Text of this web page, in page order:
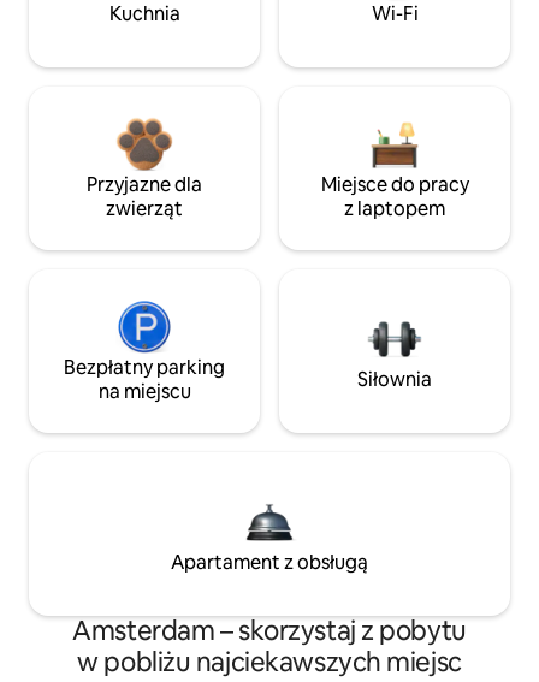
Kuchnia Wi-Fi
Przyjazne dla
zwierząt
Miejsce do pracy
z laptopem
Bezpłatny parking
na miejscu
Siłownia
Apartament z obsługą
Amsterdam – skorzystaj z pobytu
w pobliżu najciekawszych miejsc